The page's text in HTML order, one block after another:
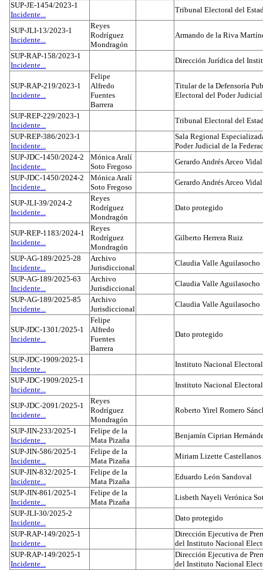
SUP-JE-1454/2023-1
Incidente...
Tribunal Electoral del
SUP-JLI-13/2023-1
Incidente...
Reyes
Rodríguez
Mondragón
Armando de la Riva
SUP-RAP-158/2023-1
Incidente...
Dirección Jurídica del
SUP-RAP-219/2023-1
Incidente...
Felipe
Alfredo
Fuentes
Barrera
Titular de la Defensoría
Electoral del Poder
SUP-REP-229/2023-1
Incidente...
Tribunal Electoral del
SUP-REP-386/2023-1
Incidente...
Sala Regional
Poder Judicial de la
SUP-JDC-1450/2024-2
Incidente...
Mónica Aralí
Soto Fregoso
Gerardo Andrés Arceo Vidal
SUP-JDC-1450/2024-2
Incidente...
Mónica Aralí
Soto Fregoso
Gerardo Andrés Arceo Vidal
SUP-JLI-39/2024-2
Incidente...
Reyes
Rodríguez
Mondragón
Dato protegido
SUP-REP-1183/2024-1
Incidente...
Reyes
Rodríguez
Mondragón
Gilberto Herrera Ruiz
SUP-AG-189/2025-28
Incidente...
Archivo
Jurisdiccional
Claudia Valle Aguilasocho
SUP-AG-189/2025-63
Incidente...
Archivo
Jurisdiccional
Claudia Valle Aguilasocho
SUP-AG-189/2025-85
Incidente...
Archivo
Jurisdiccional
Claudia Valle Aguilasocho
SUP-JDC-1301/2025-1
Incidente...
Felipe
Alfredo
Fuentes
Barrera
Dato protegido
SUP-JDC-1909/2025-1
Incidente...
Instituto Nacional Electoral
SUP-JDC-1909/2025-1
Incidente...
Instituto Nacional Electoral
SUP-JDC-2091/2025-1
Incidente...
Reyes
Rodríguez
Mondragón
Roberto Yirel Romero
SUP-JIN-233/2025-1
Incidente...
Felipe de la
Mata Pizaña
Benjamín Ciprian
SUP-JIN-586/2025-1
Incidente...
Felipe de la
Mata Pizaña
Miriam Lizette Castellanos
SUP-JIN-832/2025-1
Incidente...
Felipe de la
Mata Pizaña
Eduardo León Sandoval
SUP-JIN-861/2025-1
Incidente...
Felipe de la
Mata Pizaña
Lisbeth Nayeli Verónica
SUP-JLI-30/2025-2
Incidente...
Dato protegido
SUP-RAP-149/2025-1
Incidente...
Dirección Ejecutiva de
del Instituto Nacional
SUP-RAP-149/2025-1
Incidente...
Dirección Ejecutiva de
del Instituto Nacional